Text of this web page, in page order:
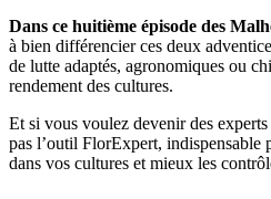
Dans ce huitième épisode des
à bien différencier ces deux
de lutte adaptés, agronomiques ou
rendement des cultures.
Et si vous voulez devenir des
pas l’outil FlorExpert, indispensable
dans vos cultures et mieux les